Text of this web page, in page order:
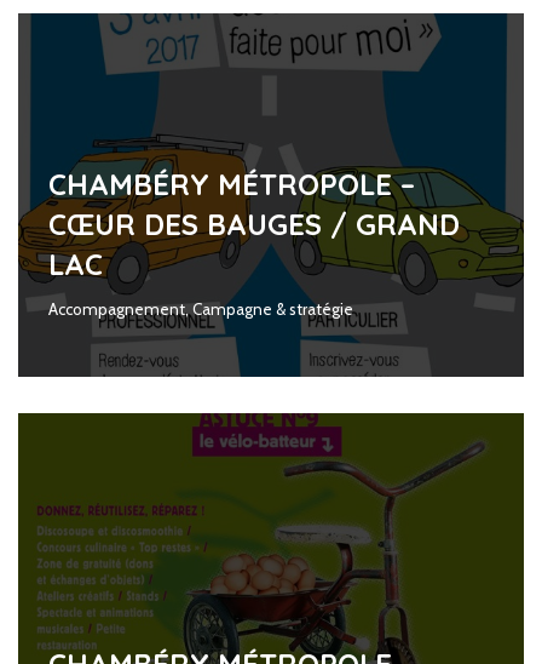
CHAMBÉRY MÉTROPOLE –
CŒUR DES BAUGES / GRAND
LAC
Accompagnement,Campagne & stratégie